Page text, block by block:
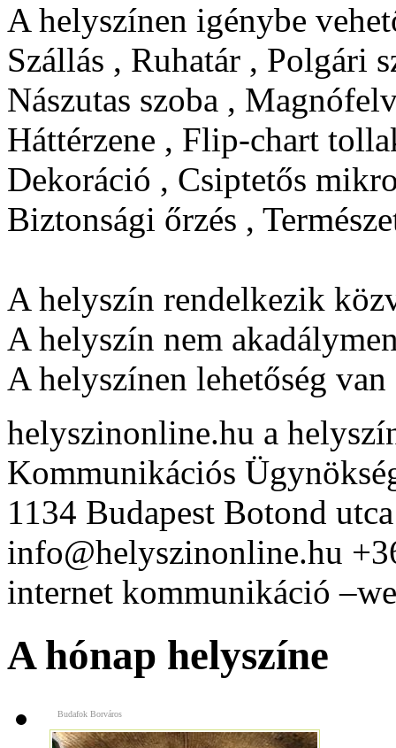
A helyszínen igénybe
Szállás , Ruhatár , Polgári
Nászutas szoba ,
Háttérzene , Flip-chart
Dekoráció , Csiptetős
Biztonsági őrzés ,
A helyszín rendelkezik
A helyszín nem
A helyszínen lehetőség
helyszinonline.hu a
Kommunikációs
1134 Budapest Botond
info@helyszinonline.hu
internet kommunikáció
A hónap helyszíne
Budafok Borváros